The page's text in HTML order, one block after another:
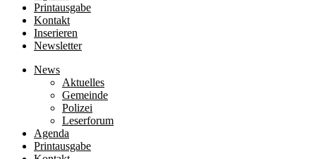
Printausgabe
Kontakt
Inserieren
Newsletter
News
Aktuelles
Gemeinde
Polizei
Leserforum
Agenda
Printausgabe